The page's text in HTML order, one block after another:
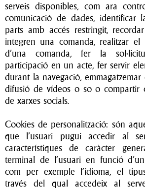
serveis disponibles, com ara
comunicació de dades, identificar
parts amb accés restringit,
integren una comanda, realitzar el
d’una comanda, fer la
participació en un acte, fer servir
durant la navegació,
difusió de vídeos o so o compartir
de xarxes socials.
Cookies de personalització: són
que l’usuari pugui accedir al
característiques de caràcter
terminal de l’usuari en funció
com per exemple l’idioma, el
través del qual accedeix al